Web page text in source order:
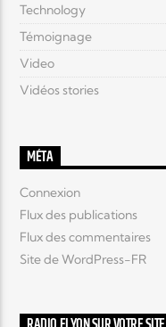
Technology
Témoignage
Video
Vidéos stories
MÉTA
Connexion
Flux des publications
Flux des commentaires
Site de WordPress-FR